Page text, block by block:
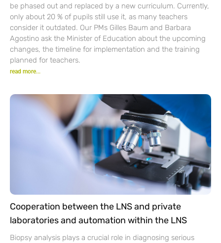
be phased out and replaced by a new curriculum. Currently,
only about 20 % of pupils still use it, as many teachers
consider it outdated. Our PMs Gilles Baum and Barbara
Agostino ask the Minister of Education about the upcoming
changes, the timeline for implementation and the training
planned for teachers.
read more...
Cooperation between the LNS and private
laboratories and automation within the LNS
Biopsy analysis plays a crucial role in diagnosing serious